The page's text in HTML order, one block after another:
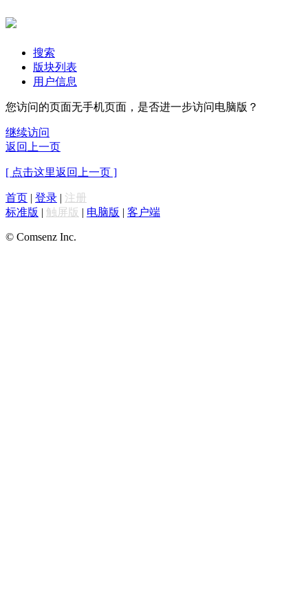
搜索
版块列表
用户信息
您访问的页面无手机页面，是否进一步访问电脑版？
继续访问
返回上一页
[ 点击这里返回上一页 ]
首页 | 登录 | 注册
标准版 | 触屏版 | 电脑版 | 客户端
© Comsenz Inc.